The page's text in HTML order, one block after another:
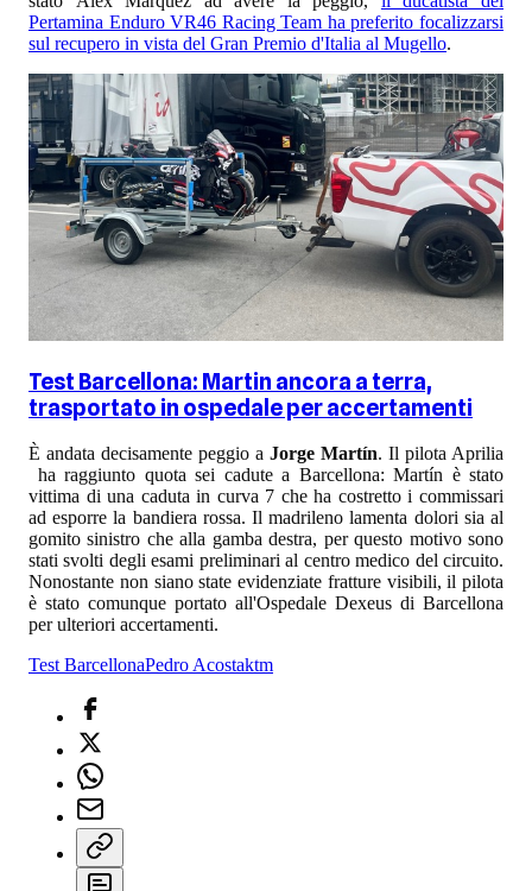
Pertamina Enduro VR46 Racing Team ha preferito focalizzarsi
sul recupero in vista del Gran Premio d'Italia al Mugello.
Test Barcellona: Martin ancora a terra,
trasportato in ospedale per accertamenti
È andata decisamente peggio a Jorge Martín. Il pilota Aprilia
ha raggiunto quota sei cadute a Barcellona: Martín è stato
vittima di una caduta in curva 7 che ha costretto i commissari
ad esporre la bandiera rossa. Il madrileno lamenta dolori sia al
gomito sinistro che alla gamba destra, per questo motivo sono
stati svolti degli esami preliminari al centro medico del circuito.
Nonostante non siano state evidenziate fratture visibili, il pilota
è stato comunque portato all'Ospedale Dexeus di Barcellona
per ulteriori accertamenti.
Test BarcellonaPedro Acostaktm